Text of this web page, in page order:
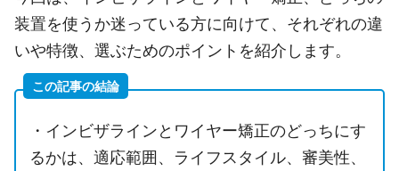
装置を使うか迷っている方に向けて、それぞれの違
いや特徴、選ぶためのポイントを紹介します。
この記事の結論
・インビザラインとワイヤー矯正のどっちにす
るかは、適応範囲、ライフスタイル、審美性、